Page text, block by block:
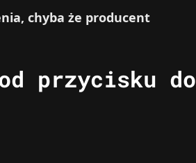
chyba że producent
przycisku do